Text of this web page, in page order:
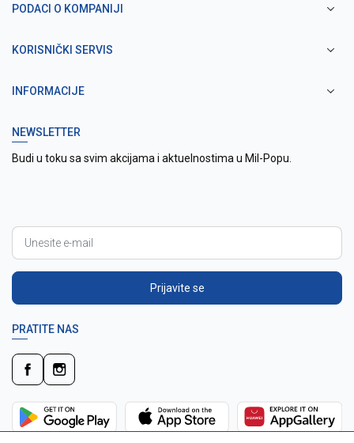
PODACI O KOMPANIJI
KORISNIČKI SERVIS
INFORMACIJE
NEWSLETTER
Budi u toku sa svim akcijama i aktuelnostima u Mil-Popu.
Prijavite se
PRATITE NAS